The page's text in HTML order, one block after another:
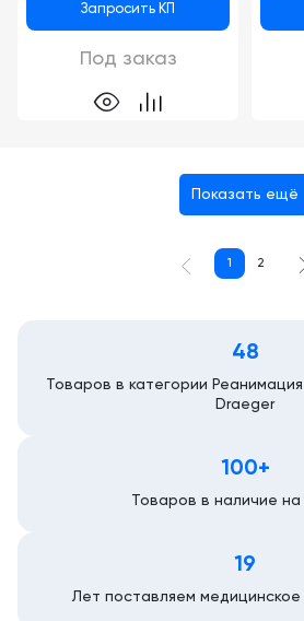
Запросить КП
Под заказ
Показать ещё
1 2
48
Товаров в категории
Draeger
100+
Товаров в наличие на
19
Лет поставляем